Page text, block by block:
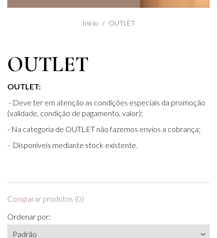
Início OUTLET
OUTLET
OUTLET:
- Deve ter em atenção as condições especiais da promoção
(validade, condição de pagamento, valor);
- Na categoria de OUTLET não fazemos envios a cobrança;
- Disponíveis mediante stock existente.
Comparar produtos (0)
Ordenar por: